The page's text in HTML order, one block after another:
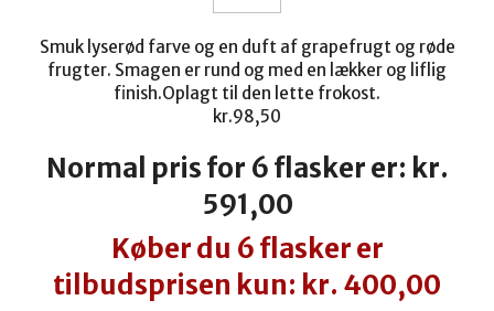
Smuk lyserød farve og en duft af grapefrugt og røde
frugter. Smagen er rund og med en lækker og liflig
finish.Oplagt til den lette frokost.
kr.98,50
Normal pris for 6 flasker er: kr.
591,00
Køber du 6 flasker er
tilbudsprisen kun: kr. 400,00